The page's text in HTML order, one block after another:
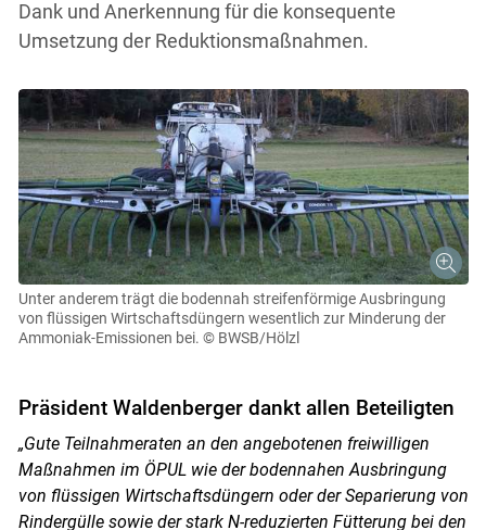
Dank und Anerkennung für die konsequente
Umsetzung der Reduktionsmaßnahmen.
Unter anderem trägt die bodennah streifenförmige Ausbringung
von flüssigen Wirtschaftsdüngern wesentlich zur Minderung der
Ammoniak-Emissionen bei. © BWSB/Hölzl
Präsident Waldenberger dankt allen Beteiligten
„Gute Teilnahmeraten an den angebotenen freiwilligen
Maßnahmen im ÖPUL wie der bodennahen Ausbringung
von flüssigen Wirtschaftsdüngern oder der Separierung von
Rindergülle sowie der stark N-reduzierten Fütterung bei den